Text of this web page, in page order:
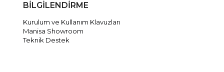
BİLGİLENDİRME
Kurulum ve Kullanım Klavuzları
Manisa Showroom
Teknik Destek